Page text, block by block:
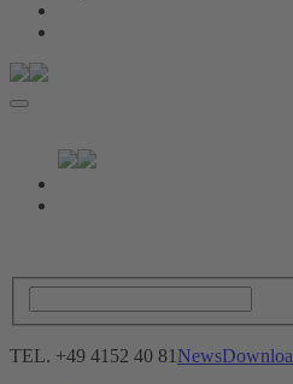
TEL. +49 4152 40 81 News